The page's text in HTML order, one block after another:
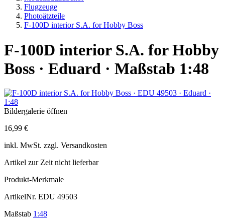
Flugzeuge
Photoätzteile
F-100D interior S.A. for Hobby Boss
F-100D interior S.A. for Hobby
Boss · Eduard · Maßstab 1:48
Bildergalerie öffnen
16,99 €
inkl. MwSt. zzgl. Versandkosten
Artikel zur Zeit nicht lieferbar
Produkt-Merkmale
ArtikelNr. EDU 49503
Maßstab 1:48